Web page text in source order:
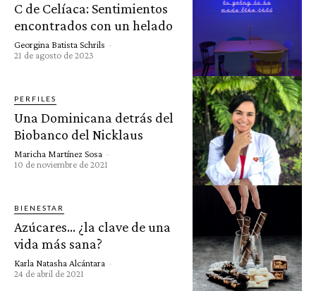
C de Celíaca: Sentimientos
encontrados con un helado
Georgina Batista Schrils -
21 de agosto de 2023
PERFILES
Una Dominicana detrás del
Biobanco del Nicklaus
Maricha Martínez Sosa -
10 de noviembre de 2021
BIENESTAR
Azúcares… ¿la clave de una
vida más sana?
Karla Natasha Alcántara -
24 de abril de 2021